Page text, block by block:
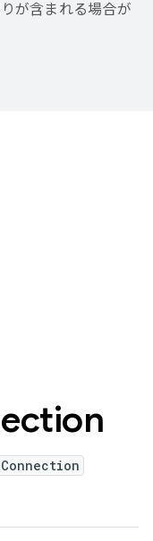
が含まれる場合が